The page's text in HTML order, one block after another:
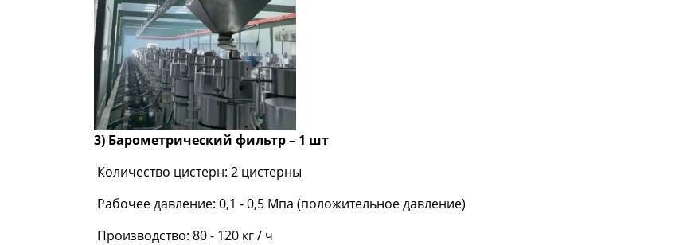
3) Барометрический фильтр – 1 шт
Количество цистерн: 2 цистерны
Рабочее давление: 0,1 - 0,5 Мпа (положительное давление)
Производство: 80 - 120 кг / ч